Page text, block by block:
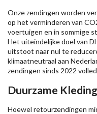
Onze zendingen worden
op het verminderen van
voertuigen en in sommige
Het uiteindelijke doel van
uitstoot naar nul te
klimaatneutraal aan
zendingen sinds 2022
Duurzame
Hoewel retourzendingen